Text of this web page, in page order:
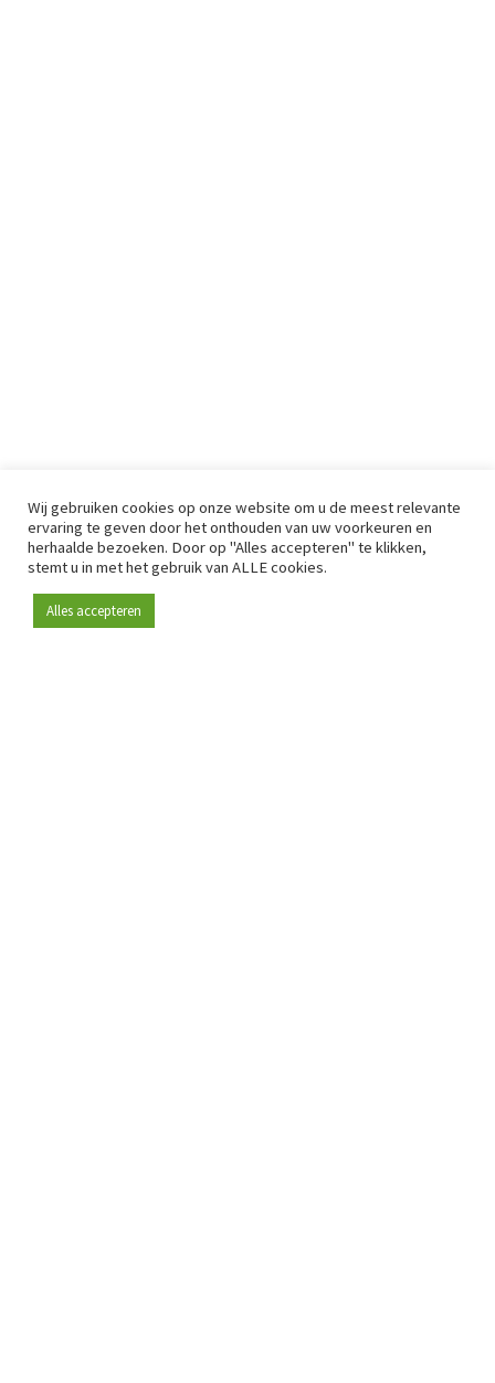
Wij gebruiken cookies op onze website om u de meest relevante
ervaring te geven door het onthouden van uw voorkeuren en
herhaalde bezoeken. Door op "Alles accepteren" te klikken,
stemt u in met het gebruik van ALLE cookies.
Alles accepteren